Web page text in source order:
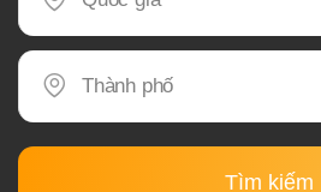
Tìm kiếm